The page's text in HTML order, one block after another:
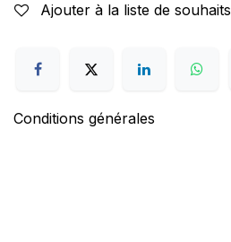
Ajouter à la liste de souhaits
Conditions générales